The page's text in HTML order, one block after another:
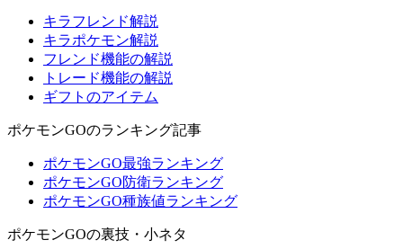
キラフレンド解説
キラポケモン解説
フレンド機能の解説
トレード機能の解説
ギフトのアイテム
ポケモンGOのランキング記事
ポケモンGO最強ランキング
ポケモンGO防衛ランキング
ポケモンGO種族値ランキング
ポケモンGOの裏技・小ネタ